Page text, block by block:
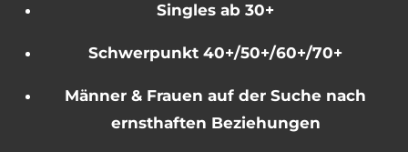
Singles ab 30+
Schwerpunkt 40+/50+/60+/70+
Männer & Frauen auf der Suche nach
ernsthaften Beziehungen